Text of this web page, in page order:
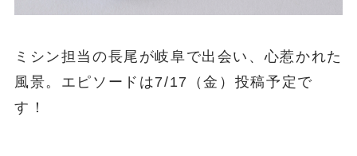
ミシン担当の長尾が岐阜で出会い、心惹かれた
風景。エピソードは7/17（金）投稿予定で
す！